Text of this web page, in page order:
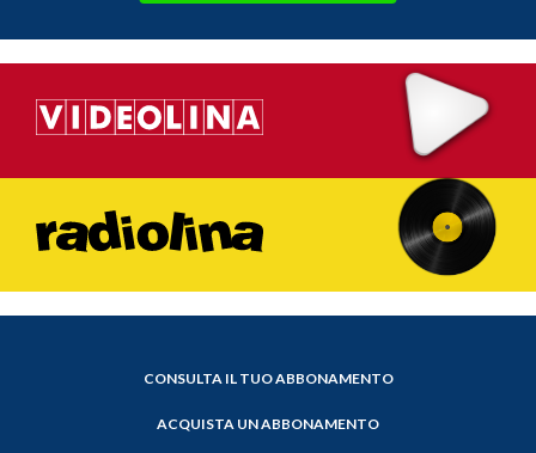
CONSULTA IL TUO ABBONAMENTO
ACQUISTA UN ABBONAMENTO